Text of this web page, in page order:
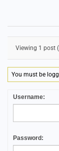
Viewing 1 post
You must be
Username:
Password: